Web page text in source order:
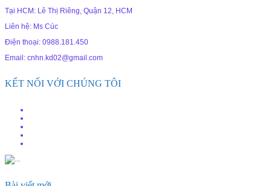
Tại HCM: Lê Thị Riêng, Quận 12, HCM
Liên hệ: Ms Cúc
Điện thoại: 0988.181.450
Email: cnhn.kd02@gmail.com
KẾT NỐI VỚI CHÚNG TÔI